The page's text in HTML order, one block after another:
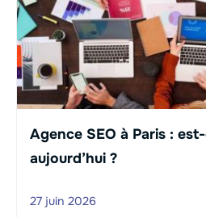
Agence SEO à Paris :
aujourd’hui ?
27 juin 2026